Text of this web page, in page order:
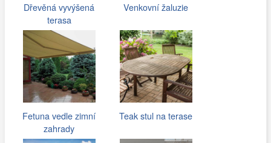
Dřevěná vyvýšená
terasa
Venkovní žaluzie
Fetuna vedle zimní
zahrady
Teak stul na terase